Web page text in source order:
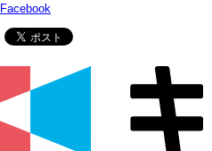
Facebook